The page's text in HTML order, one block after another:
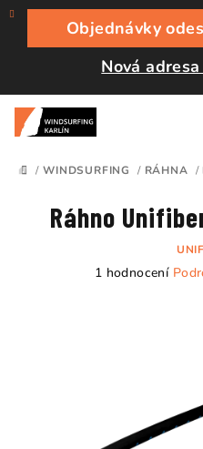
Přejít
obsah
Objednávky
Nová
DOMŮ
/ WINDSURFING / RÁHNA /
Ráhno
Průměrné
1 hodnocení